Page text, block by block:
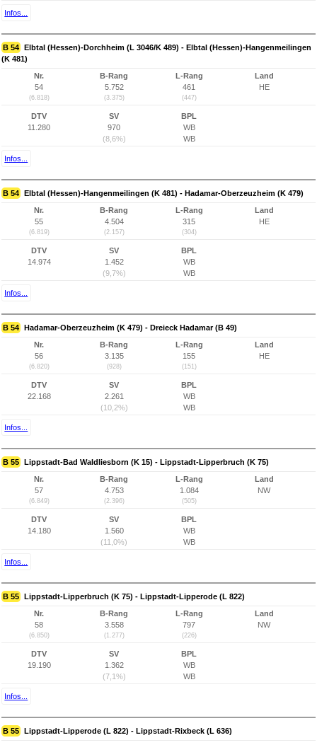
Infos...
B 54 Elbtal (Hessen)-Dorchheim (L 3046/K 489) - Elbtal (Hessen)-Hangenmeilingen
(K 481)
Nr.
54
(6.818)
B-Rang
5.752
(3.375)
L-Rang
461
(447)
Land
HE
DTV
11.280
SV
970
(8,6%)
BPL
WB
WB
Infos...
B 54 Elbtal (Hessen)-Hangenmeilingen (K 481) - Hadamar-Oberzeuzheim (K 479)
Nr.
55
(6.819)
B-Rang
4.504
(2.157)
L-Rang
315
(304)
Land
HE
DTV
14.974
SV
1.452
(9,7%)
BPL
WB
WB
Infos...
B 54 Hadamar-Oberzeuzheim (K 479) - Dreieck Hadamar (B 49)
Nr.
56
(6.820)
B-Rang
3.135
(928)
L-Rang
155
(151)
Land
HE
DTV
22.168
SV
2.261
(10,2%)
BPL
WB
WB
Infos...
B 55 Lippstadt-Bad Waldliesborn (K 15) - Lippstadt-Lipperbruch (K 75)
Nr.
57
(6.849)
B-Rang
4.753
(2.396)
L-Rang
1.084
(505)
Land
NW
DTV
14.180
SV
1.560
(11,0%)
BPL
WB
WB
Infos...
B 55 Lippstadt-Lipperbruch (K 75) - Lippstadt-Lipperode (L 822)
Nr.
58
(6.850)
B-Rang
3.558
(1.277)
L-Rang
797
(226)
Land
NW
DTV
19.190
SV
1.362
(7,1%)
BPL
WB
WB
Infos...
B 55 Lippstadt-Lipperode (L 822) - Lippstadt-Rixbeck (L 636)